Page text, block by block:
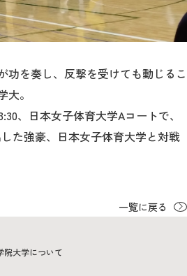
功を奏し、反撃を受けても動じるこ
。
、日本女子体育大学Aコートで、
た強豪、日本女子体育大学と対戦
一覧に戻る
院大学について